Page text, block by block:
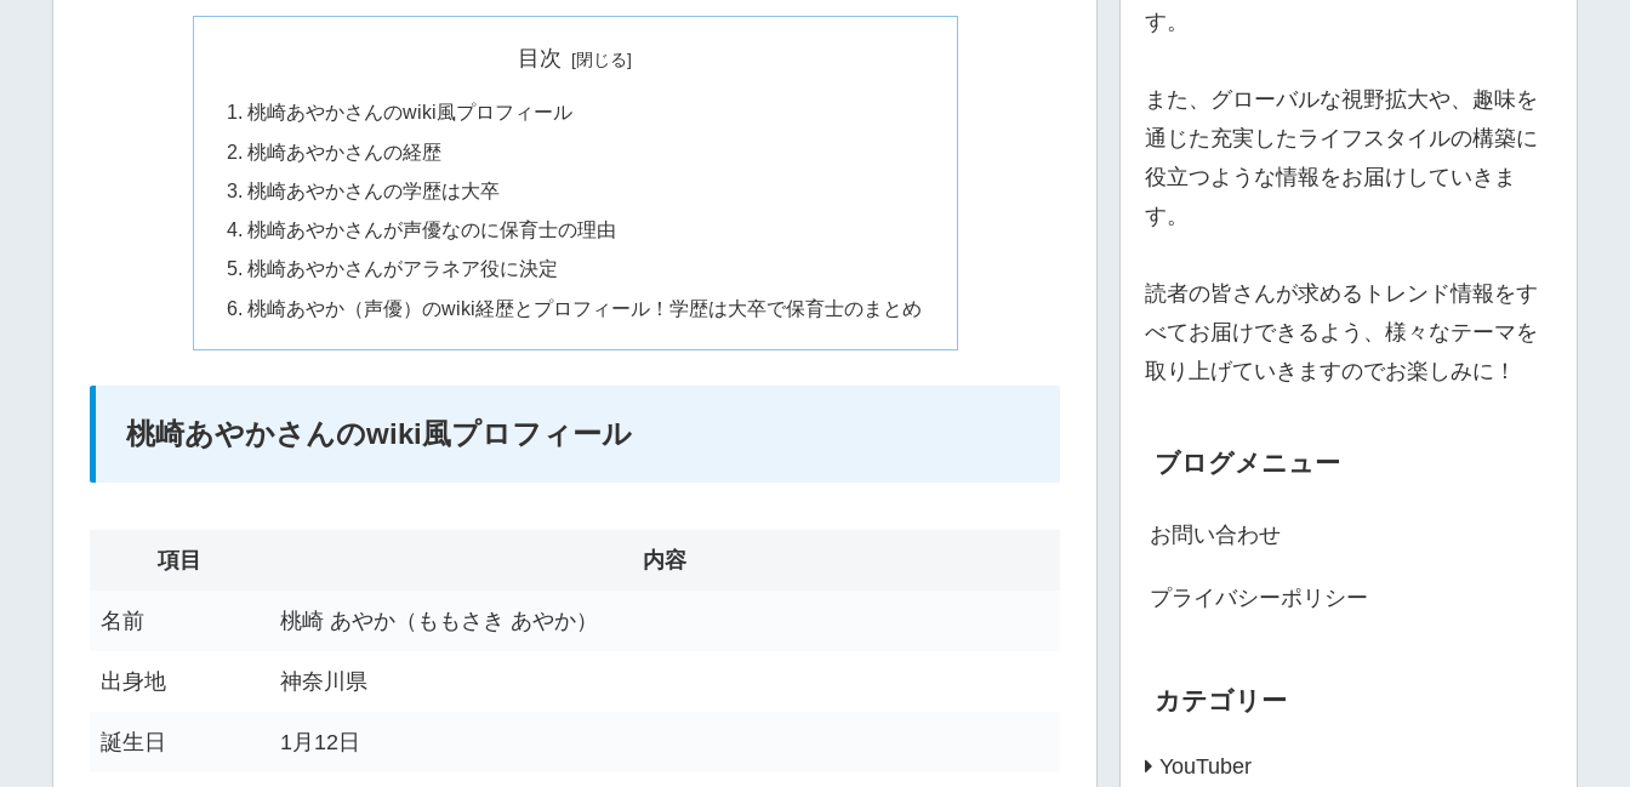
目次
桃崎あやかさんのwiki風プロフィール
桃崎あやかさんの経歴
桃崎あやかさんの学歴は大卒
桃崎あやかさんが声優なのに保育士の理由
桃崎あやかさんがアラネア役に決定
桃崎あやか（声優）のwiki経歴とプロフィール！学歴は大卒で保育士のまとめ
桃崎あやかさんのwiki風プロフィール
項目 内容
名前 桃崎 あやか（ももさき あやか）
出身地 神奈川県
誕生日 1月12日
す。
また、グローバルな視野拡大や、趣味を
通じた充実したライフスタイルの構築に
役立つような情報をお届けしていきま
す。
読者の皆さんが求めるトレンド情報をす
べてお届けできるよう、様々なテーマを
取り上げていきますのでお楽しみに！
ブログメニュー
お問い合わせ
プライバシーポリシー
カテゴリー
YouTuber